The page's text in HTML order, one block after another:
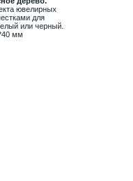
ювелирных
для
или черный.
мм